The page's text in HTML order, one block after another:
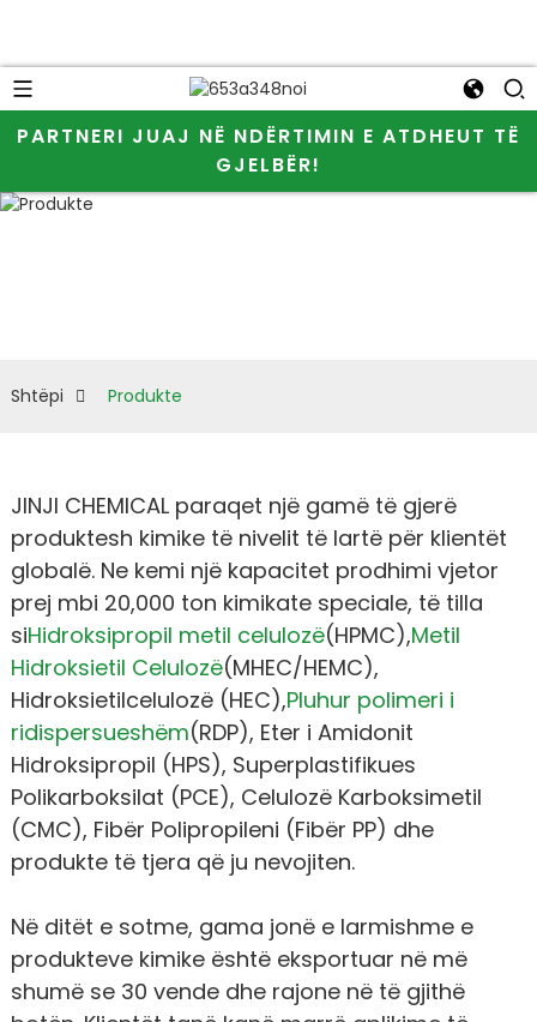
PARTNERI JUAJ NË NDËRTIMIN E ATDHEUT TË
GJELBËR!
Shtëpi Produkte
JINJI CHEMICAL paraqet një gamë të gjerë
produktesh kimike të nivelit të lartë për klientët
globalë. Ne kemi një kapacitet prodhimi vjetor
prej mbi 20,000 ton kimikate speciale, të tilla
siHidroksipropil metil celulozë(HPMC),Metil
Hidroksietil Celulozë(MHEC/HEMC),
Hidroksietilcelulozë (HEC),Pluhur polimeri i
ridispersueshëm(RDP), Eter i Amidonit
Hidroksipropil (HPS), Superplastifikues
Polikarboksilat (PCE), Celulozë Karboksimetil
(CMC), Fibër Polipropileni (Fibër PP) dhe
produkte të tjera që ju nevojiten.
Në ditët e sotme, gama jonë e larmishme e
produkteve kimike është eksportuar në më
shumë se 30 vende dhe rajone në të gjithë